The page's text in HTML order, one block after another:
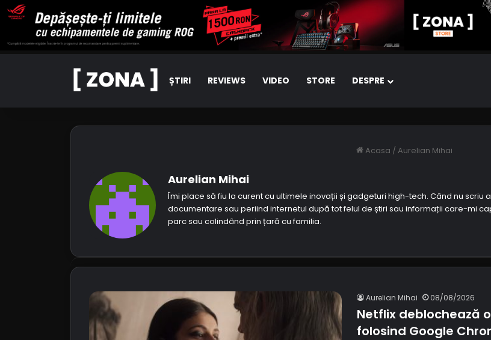
ȘTIRI REVIEWS VIDEO STORE DESPRE
Acasa / Aurelian Mihai
Aurelian Mihai
Îmi place să fiu la curent cu ultimele inovații și gadgeturi high-tech. Când nu scriu
documentare sau periind internetul după tot felul de știri sau informații care-mi
parc sau colindând prin țară cu familia.
Aurelian Mihai 08/08/2026
Netflix deblochează
folosind Google